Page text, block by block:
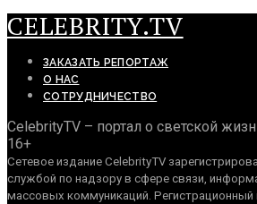
CELEBRITY.TV
ЗАКАЗАТЬ РЕПОРТАЖ
О НАС
СОТРУДНИЧЕСТВО
CelebrityTV – портал о светской
16+
Сетевое издание CelebrityTV
службой по надзору в сфере связи,
массовых коммуникаций.